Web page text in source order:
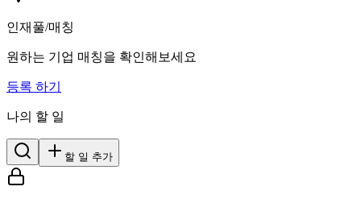
인재풀/매칭
원하는 기업 매칭을 확인해보세요
등록 하기
나의 할 일
할 일 추가